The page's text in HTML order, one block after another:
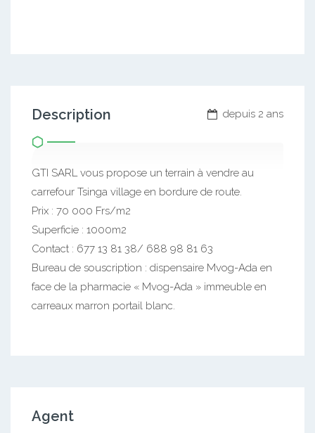
depuis 2 ans
Description
GTI SARL vous propose un terrain à vendre au
carrefour Tsinga village en bordure de route.
Prix : 70 000 Frs/m2
Superficie : 1000m2
Contact : 677 13 81 38/ 688 98 81 63
Bureau de souscription : dispensaire Mvog-Ada en
face de la pharmacie « Mvog-Ada » immeuble en
carreaux marron portail blanc.
Agent